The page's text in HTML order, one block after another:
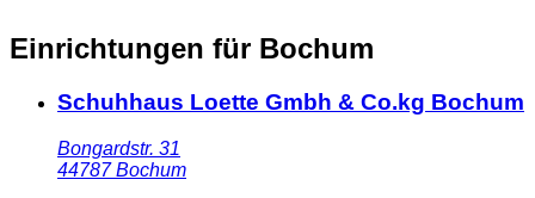
Einrichtungen für Bochum
Schuhhaus Loette Gmbh & Co.kg Bochum
Bongardstr. 31
44787 Bochum